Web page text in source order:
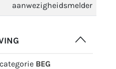
aanwezigheidsmelder
BEG